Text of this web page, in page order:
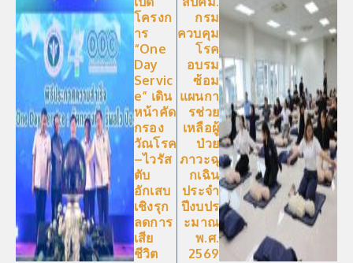
โครงก
าร
“One
Day
Servic
e” เดิน
หน้าคัด
กรอง
วัณโรค
–ไวรัส
ตับ
อักเสบ
เชิงรุก
ลดการ
เสีย
ชีวิต
กรม
ควบคุม
โรค
อบรม
ซ้อม
แผนกา
รช่วย
เหลือผู้
ป่วย
ภาวะฉุ
กเฉิน
ประจำ
ปีงบปร
ะมาณ
พ.ศ.
2569